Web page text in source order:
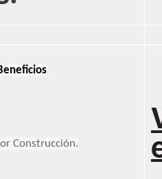
Construcción.